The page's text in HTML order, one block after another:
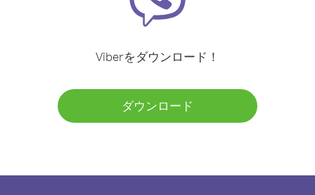
Viberをダウンロード！
ダウンロード